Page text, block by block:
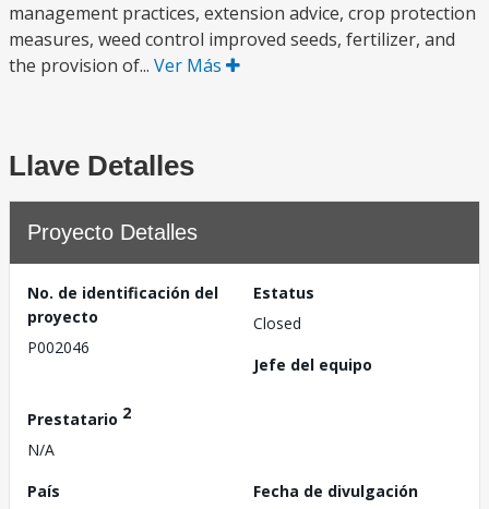
management practices, extension advice, crop protection
measures, weed control improved seeds, fertilizer, and
the provision of... Ver Más
Llave Detalles
Proyecto Detalles
No. de identificación del
proyecto
P002046
Estatus
Closed
Jefe del equipo
Prestatario 2
N/A
País
Fecha de divulgación